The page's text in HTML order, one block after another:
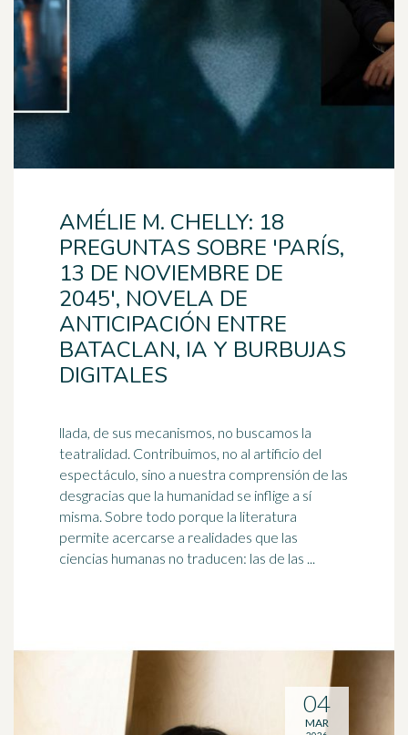
AMÉLIE M. CHELLY: 18
PREGUNTAS SOBRE 'PARÍS,
13 DE NOVIEMBRE DE
2045', NOVELA DE
ANTICIPACIÓN ENTRE
BATACLAN, IA Y BURBUJAS
DIGITALES
llada, de sus mecanismos, no buscamos la
teatralidad. Contribuimos, no al artificio del
espectáculo, sino a nuestra comprensión de las
desgracias que la humanidad se inflige a sí
misma. Sobre todo porque la literatura
permite acercarse a realidades que las
ciencias humanas no traducen: las de las ...
04
MAR